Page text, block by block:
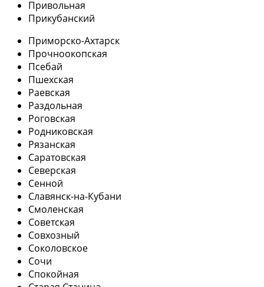
Привольная
Прикубанский
Приморско-Ахтарск
Прочноокопская
Псебай
Пшехская
Раевская
Раздольная
Роговская
Родниковская
Рязанская
Саратовская
Северская
Сенной
Славянск-на-Кубани
Смоленская
Советская
Совхозный
Соколовское
Сочи
Спокойная